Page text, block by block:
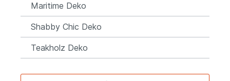
Maritime Deko
Shabby Chic Deko
Teakholz Deko